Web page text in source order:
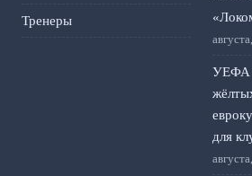
Тренеры
УЕФА
для